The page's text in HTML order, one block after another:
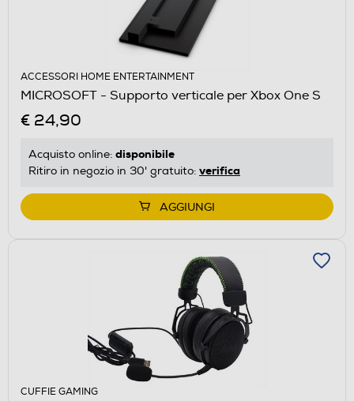
ACCESSORI HOME ENTERTAINMENT
MICROSOFT - Supporto verticale per Xbox One S
€ 24,90
Acquisto online: disponibile
Ritiro in negozio in 30' gratuito: verifica
AGGIUNGI
CUFFIE GAMING